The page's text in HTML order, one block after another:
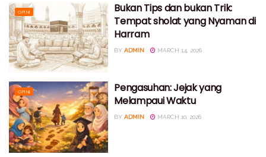
OPINI
Bukan Tips dan bukan Trik:
Tempat sholat yang Nyaman di
Harram
BY ADMIN MARCH 14, 2026
OPINI
Pengasuhan: Jejak yang
Melampaui Waktu
BY ADMIN MARCH 10, 2026